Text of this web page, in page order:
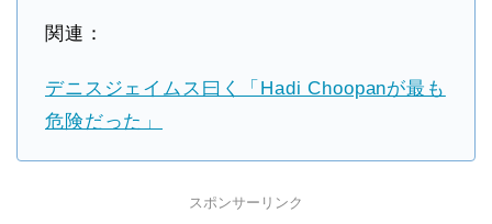
関連：
デニスジェイムス曰く「Hadi Choopanが最も
危険だった」
スポンサーリンク